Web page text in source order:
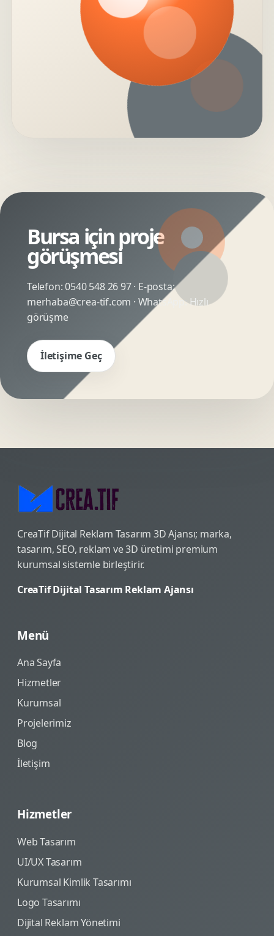
Bursa için proje
görüşmesi
Telefon:0540 548 26 97· E-posta:
merhaba@crea-tif.com · WhatsApp:Hızlı
görüşme
İletişime Geç
CreaTif Dijital Reklam Tasarım 3D Ajansı; marka,
tasarım, SEO, reklam ve 3D üretimi premium
kurumsal sistemle birleştirir.
CreaTif Dijital Tasarım Reklam Ajansı
Menü
Ana Sayfa
Hizmetler
Kurumsal
Projelerimiz
Blog
İletişim
Hizmetler
Web Tasarım
UI/UX Tasarım
Kurumsal Kimlik Tasarımı
Logo Tasarımı
Dijital Reklam Yönetimi